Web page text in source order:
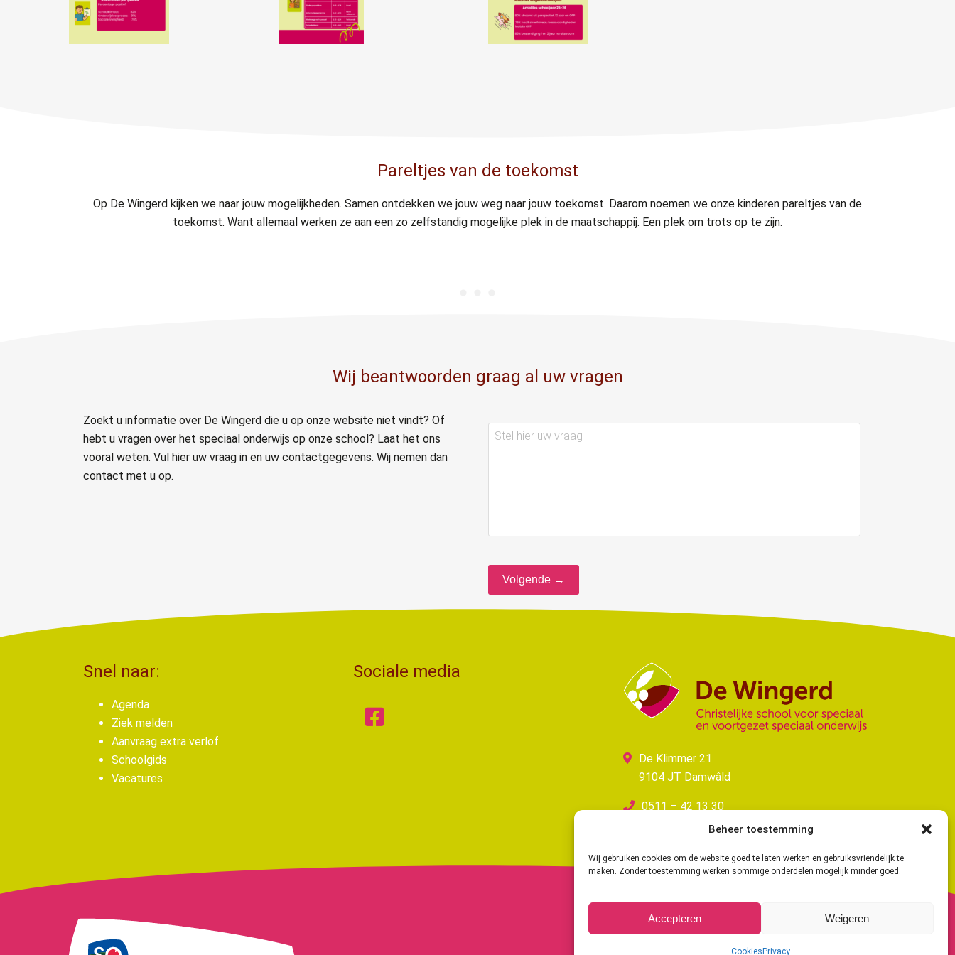
Beheer toestemming
Wij gebruiken cookies om de website goed te laten werken en gebruiksvriendelijk te
maken. Zonder toestemming werken sommige onderdelen mogelijk minder goed.
Accepteren Weigeren
Cookies Privacy
Pareltjes van de toekomst
Op De Wingerd kijken we naar jouw mogelijkheden. Samen ontdekken we jouw weg naar jouw toekomst. Daarom noemen we onze kinderen pareltjes van de
toekomst. Want allemaal werken ze aan een zo zelfstandig mogelijke plek in de maatschappij. Een plek om trots op te zijn.
Wij beantwoorden graag al uw vragen
Zoekt u informatie over De Wingerd die u op onze website niet vindt? Of
hebt u vragen over het speciaal onderwijs op onze school? Laat het ons
vooral weten. Vul hier uw vraag in en uw contactgegevens. Wij nemen dan
contact met u op.
Stel
hier
Volgende →
Snel naar:
Agenda
Ziek melden
Aanvraag extra verlof
Schoolgids
Vacatures
Sociale media
De Klimmer 21
9104 JT Damwâld
0511 – 42 13 30
info@dewingerd-damwald.nl